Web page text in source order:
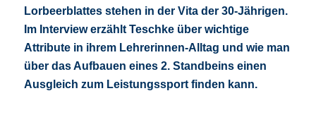
Lorbeerblattes stehen in der Vita der 30-Jährigen.
Im Interview erzählt Teschke über wichtige
Attribute in ihrem Lehrerinnen-Alltag und wie man
über das Aufbauen eines 2. Standbeins einen
Ausgleich zum Leistungssport finden kann.